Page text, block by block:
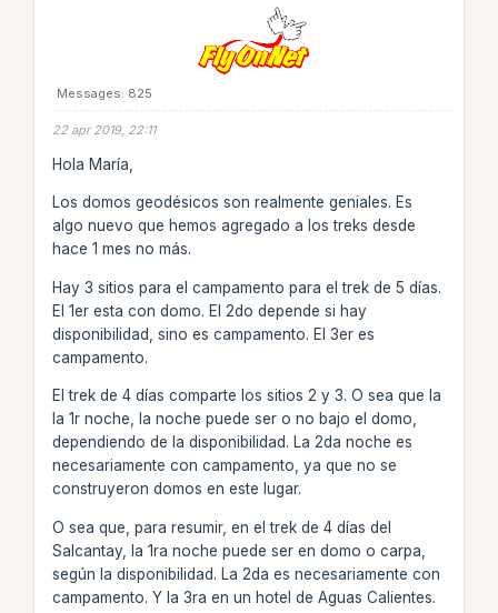
Messages: 825
22 apr 2019, 22:11
Hola María,
Los domos geodésicos son realmente geniales. Es
algo nuevo que hemos agregado a los treks desde
hace 1 mes no más.
Hay 3 sitios para el campamento para el trek de 5 días.
El 1er esta con domo. El 2do depende si hay
disponibilidad, sino es campamento. El 3er es
campamento.
El trek de 4 días comparte los sitios 2 y 3. O sea que la
la 1r noche, la noche puede ser o no bajo el domo,
dependiendo de la disponibilidad. La 2da noche es
necesariamente con campamento, ya que no se
construyeron domos en este lugar.
O sea que, para resumir, en el trek de 4 días del
Salcantay, la 1ra noche puede ser en domo o carpa,
según la disponibilidad. La 2da es necesariamente con
campamento. Y la 3ra en un hotel de Aguas Calientes.